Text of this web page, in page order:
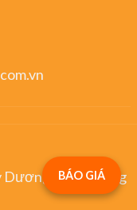
Dương, TX. Hương
BÁO GIÁ